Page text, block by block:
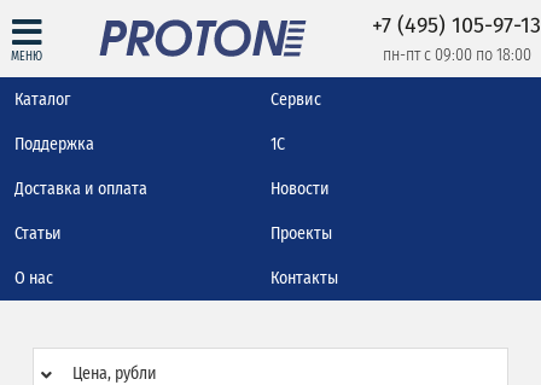
МЕНЮ
+7 (495) 105-97-13
пн-пт с 09:00 по 18:00
Каталог Сервис
Поддержка 1С
Доставка и оплата Новости
Статьи Проекты
О нас Контакты
Цена, рубли